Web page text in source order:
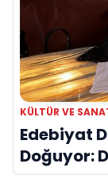
KÜLTÜR VE
Edebiyat
Doğuyor:
Evreni